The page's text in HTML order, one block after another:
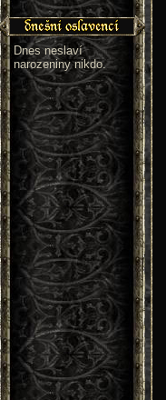
Dnes neslaví
narozeniny nikdo.